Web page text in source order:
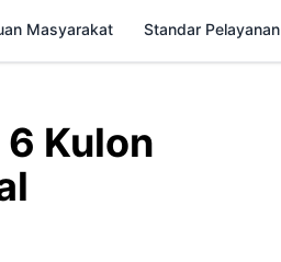
Masyarakat Standar Pelayanan
Kulon